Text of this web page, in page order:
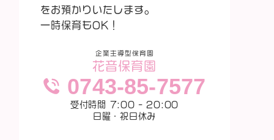
をお預かりいたします。
一時保育もOK！
企業主導型保育園
花音保育園
0743-85-7577
受付時間 7:00 - 20:00
日曜・祝日休み